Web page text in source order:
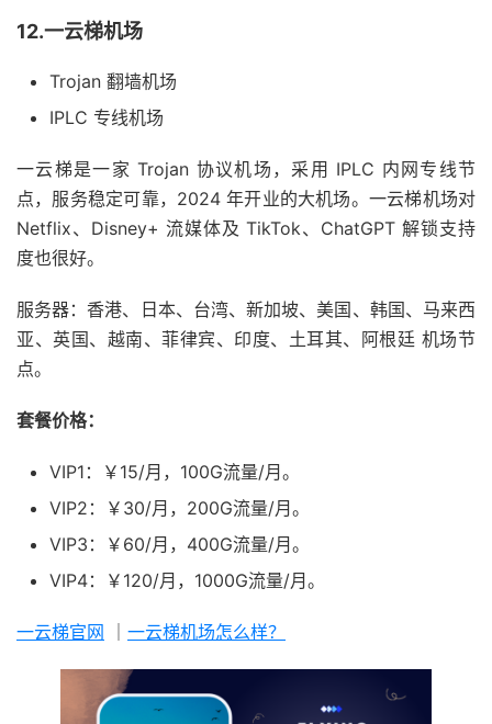
12.一云梯机场
Trojan 翻墙机场
IPLC 专线机场
一云梯是一家 Trojan 协议机场，采用 IPLC 内网专线节
点，服务稳定可靠，2024 年开业的大机场。一云梯机场对
Netflix、Disney+ 流媒体及 TikTok、ChatGPT 解锁支持
度也很好。
服务器：香港、日本、台湾、新加坡、美国、韩国、马来西
亚、英国、越南、菲律宾、印度、土耳其、阿根廷 机场节
点。
套餐价格：
VIP1：￥15/月，100G流量/月。
VIP2：￥30/月，200G流量/月。
VIP3：￥60/月，400G流量/月。
VIP4：￥120/月，1000G流量/月。
一云梯官网 一云梯机场怎么样？